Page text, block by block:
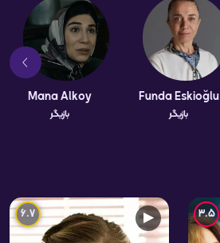
Funda Eskioğlu
بازیگر
Mana Alkoy
بازیگر
3.5
▶
6.7